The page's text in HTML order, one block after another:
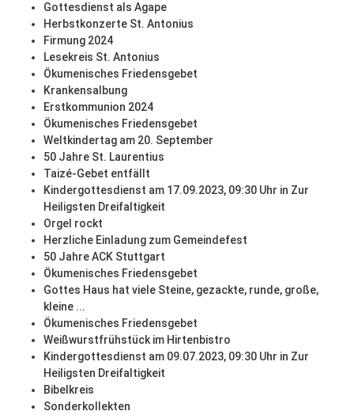
Gottesdienst als Agape
Herbstkonzerte St. Antonius
Firmung 2024
Lesekreis St. Antonius
Ökumenisches Friedensgebet
Krankensalbung
Erstkommunion 2024
Ökumenisches Friedensgebet
Weltkindertag am 20. September
50 Jahre St. Laurentius
Taizé-Gebet entfällt
Kindergottesdienst am 17.09.2023, 09:30 Uhr in Zur
Heiligsten Dreifaltigkeit
Orgel rockt
Herzliche Einladung zum Gemeindefest
50 Jahre ACK Stuttgart
Ökumenisches Friedensgebet
Gottes Haus hat viele Steine, gezackte, runde, große,
kleine ...
Ökumenisches Friedensgebet
Weißwurstfrühstück im Hirtenbistro
Kindergottesdienst am 09.07.2023, 09:30 Uhr in Zur
Heiligsten Dreifaltigkeit
Bibelkreis
Sonderkollekten